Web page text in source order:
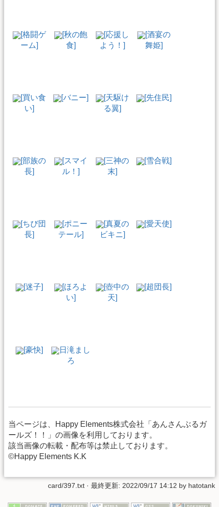
[格闘ゲ
ーム]
[秋の飽
食]
[応援し
よう！]
[酒宴の
舞姫]
[買い食
い]
[バニー]
[天駆け
る翼]
[先住民]
[部族の
長]
[スマイ
ル！]
[三神の
末]
[雪合戦]
[ちび団
長]
[ポニー
テール]
[真夏の
ビキニ]
[愛天使]
[迷子]
[ほろよ
い]
[壺中の
天]
[超団長]
[豪快]
日滝まし
ろ
当ページは、Happy Elements株式会社「あんさんぶるガ
ールズ！！」の画像を利用しております。
該当画像の転載・配布等は禁止しております。
©Happy Elements K.K
card/397.txt · 最終更新: 2022/09/17 14:12 by hatotank